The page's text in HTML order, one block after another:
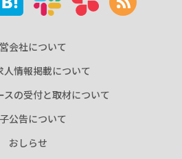
会社について
人情報掲載について
スの受付と取材について
公告について
おしらせ